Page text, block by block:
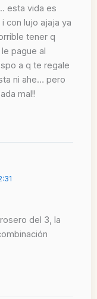
esta vida es
con lujo ajaja ya
tener q
pague al
a q te regale
ni ahe… pero
mal!!
del 3, la